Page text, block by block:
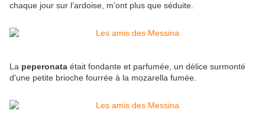
chaque jour sur l’ardoise, m'ont plus que séduite.
La peperonata était fondante et parfumée, un délice surmonté
d'une petite brioche fourrée à la mozarella fumée.